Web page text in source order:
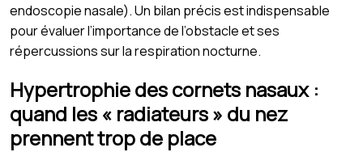
endoscopie nasale). Un bilan précis est indispensable
pour évaluer l’importance de l’obstacle et ses
répercussions sur la respiration nocturne.
Hypertrophie des cornets nasaux :
quand les « radiateurs » du nez
prennent trop de place